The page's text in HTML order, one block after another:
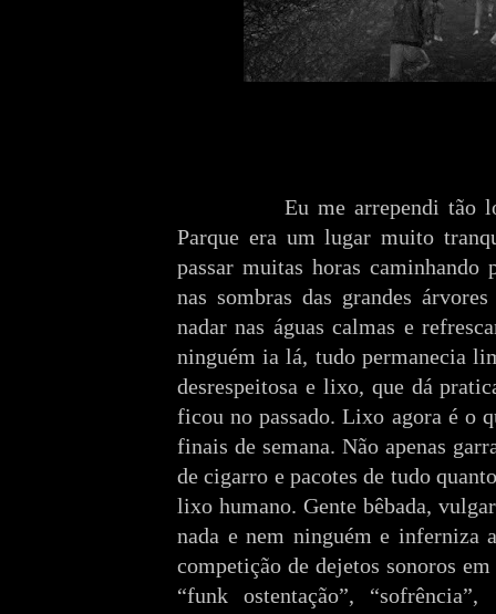
Eu me arrependi tão logo
Parque era um lugar muito
passar muitas horas caminhando
nas sombras das grandes
nadar nas águas calmas e
ninguém ia lá, tudo permanecia
desrespeitosa e lixo, que dá
ficou no passado. Lixo agora é o
finais de semana. Não apenas
de cigarro e pacotes de tudo
lixo humano. Gente bêbada,
nada e nem ninguém e inferniza
competição de dejetos sonoros
“funk ostentação”,